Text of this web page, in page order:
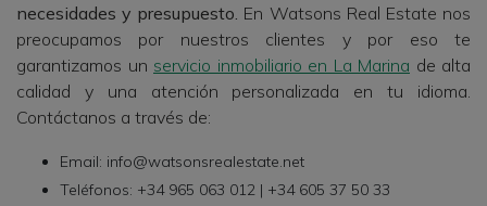
necesidades y presupuesto. En Watsons Real Estate nos
preocupamos por nuestros clientes y por eso te
garantizamos un servicio inmobiliario en La Marina de alta
calidad y una atención personalizada en tu idioma.
Contáctanos a través de:
Email: info@watsonsrealestate.net
Teléfonos: +34 965 063 012 | +34 605 37 50 33